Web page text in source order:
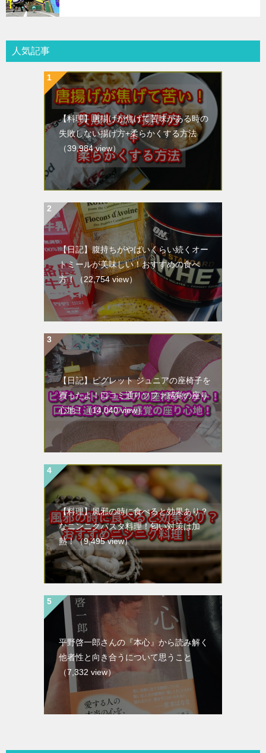
人気記事
【料理】唐揚げが焦げて苦味がある時の
失敗しない揚げ方+柔らかくする方法
（39,984 view）
【日記】腹持ちがやばいくらい続くオー
トミールが美味しい！おすすめの食べ
方！
（22,754 view）
【日記】ピグレット ジュニアの座椅子を
買ったよ！口コミ通りソファ感覚の座り
心地！（14,040 view）
【料理】風邪の時に食べると効果あり？
なニンニクパスタ料理！匂い対策は加
熱！（9,495 view）
平野啓一郎さんの『本心』から読み解く
他者性と向き合うについて思うこと
（7,332 view）